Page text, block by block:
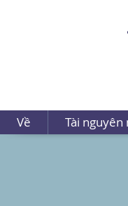
Về Tài nguyên